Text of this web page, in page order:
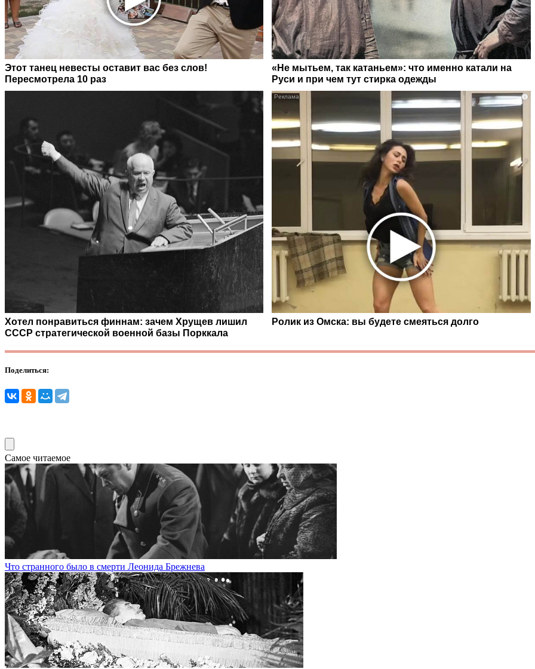
Этот танец невесты оставит вас без слов!
Пересмотрела 10 раз
«Не мытьем, так катаньем»: что именно катали на
Руси и при чем тут стирка одежды
Хотел понравиться финнам: зачем Хрущев лишил
СССР стратегической военной базы Порккала
i
Ролик из Омска: вы будете смеяться долго
Поделиться:
Самое читаемое
Что странного было в смерти Леонида Брежнева